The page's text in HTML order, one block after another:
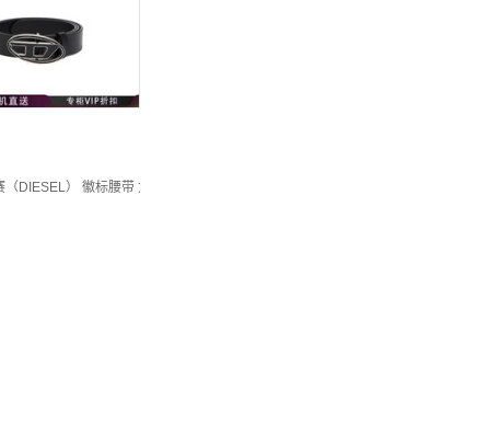
（DIESEL） 徽标腰带 女士 图色X09716P1245 95 New21